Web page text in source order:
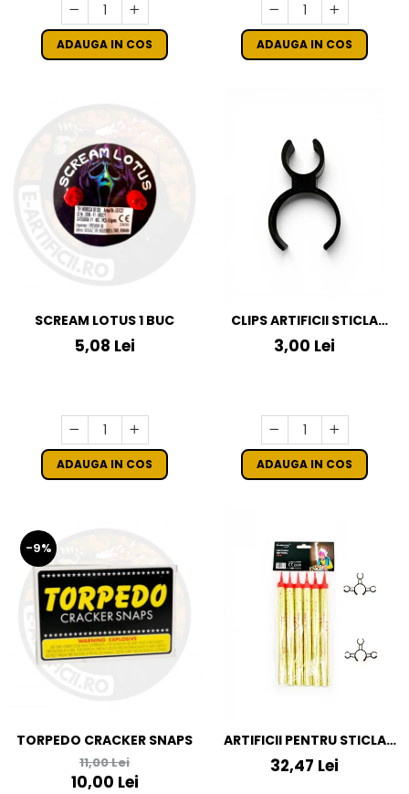
ADAUGA IN COS ADAUGA IN COS
SCREAM LOTUS 1 BUC
5,08 Lei
ADAUGA IN COS
CLIPS ARTIFICII STICLA
SAMPANIE
3,00 Lei
ADAUGA IN COS
-9%
TORPEDO CRACKER SNAPS
11,00 Lei
10,00 Lei
ARTIFICII PENTRU STICLA
SAMPANIE SET 8 BUC(6
ARTIFICII+2CLEME)
32,47 Lei